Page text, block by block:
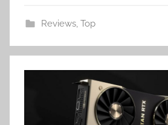
Reviews, Top